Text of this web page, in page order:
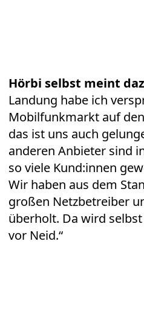
Hörbi selbst meint
Landung habe ich
Mobilfunkmarkt auf
das ist uns auch
anderen Anbieter sind
so viele Kund:innen
Wir haben aus dem
großen Netzbetreiber
überholt. Da wird
vor Neid.“